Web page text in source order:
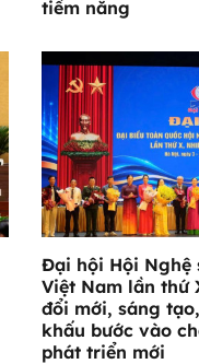
tiềm năng
Đại hội Hội Nghệ
Việt Nam lần thứ
đổi mới, sáng
khấu bước vào
phát triển mới